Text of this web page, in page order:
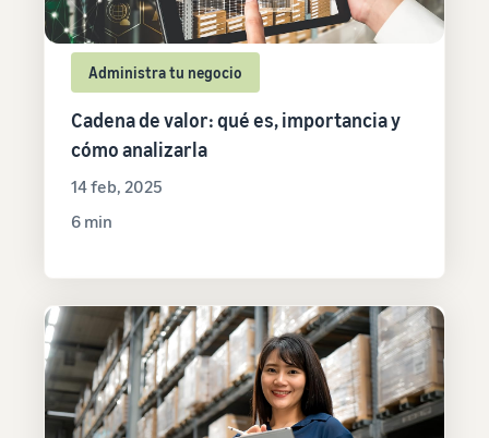
Administra tu negocio
Cadena de valor: qué es, importancia y
cómo analizarla
14 feb, 2025
6 min